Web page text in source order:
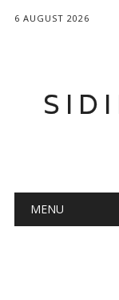
6 AUGUST 2026
Main
MENU